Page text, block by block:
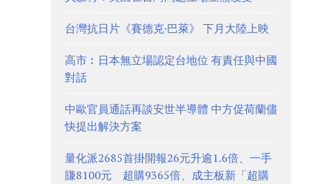
台灣抗日片《賽德克·巴萊》 下月大陸上映
高市︰日本無立場認定台地位 有責任與中國
對話
中歐官員通話再談安世半導體 中方促荷蘭儘
快提出解決方案
量化派2685首掛開報26元升逾1.6倍、一手
賺8100元 超購9365倍、成主板新「超購